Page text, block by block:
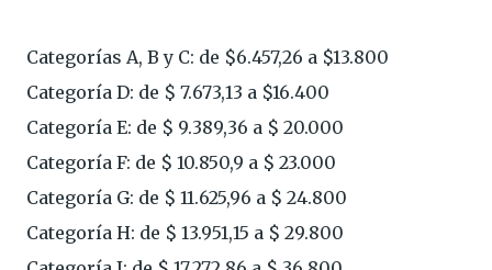
Categorías A, B y C: de $6.457,26 a $13.800
Categoría D: de $ 7.673,13 a $16.400
Categoría E: de $ 9.389,36 a $ 20.000
Categoría F: de $ 10.850,9 a $ 23.000
Categoría G: de $ 11.625,96 a $ 24.800
Categoría H: de $ 13.951,15 a $ 29.800